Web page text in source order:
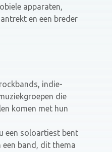
apparaten,
en een breder
indie-
die
komen met hun
een soloartiest bent
band, dit thema